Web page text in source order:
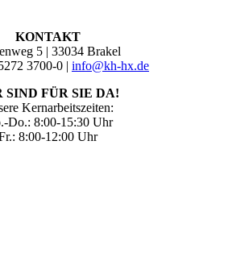
KONTAKT
5 | 33034 Brakel
3700-0 | info@kh-hx.de
SIND FÜR SIE DA!
Kernarbeitszeiten:
Do.: 8:00-15:30 Uhr
8:00-12:00 Uhr